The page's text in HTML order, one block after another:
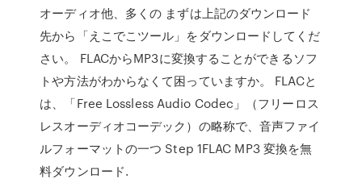
オーディオ他、多くの まずは上記のダウンロード
先から「えこでこツール」をダウンロードしてくだ
さい。 FLACからMP3に変換することができるソフ
トや方法がわからなくて困っていますか。 FLACと
は、「Free Lossless Audio Codec」（フリーロス
レスオーディオコーデック）の略称で、音声ファイ
ルフォーマットの一つ Step 1FLAC MP3 変換を無
料ダウンロード.